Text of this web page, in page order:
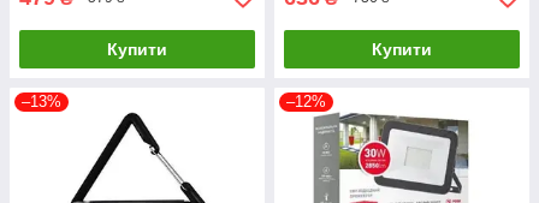
Купити Купити
–13% –12%